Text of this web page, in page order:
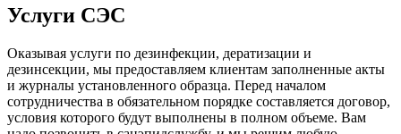
Услуги СЭС
Оказывая услуги по дезинфекции, дератизации и
дезинсекции, мы предоставляем клиентам заполненные акты
и журналы установленного образца. Перед началом
сотрудничества в обязательном порядке составляется договор,
условия которого будут выполнены в полном объеме. Вам